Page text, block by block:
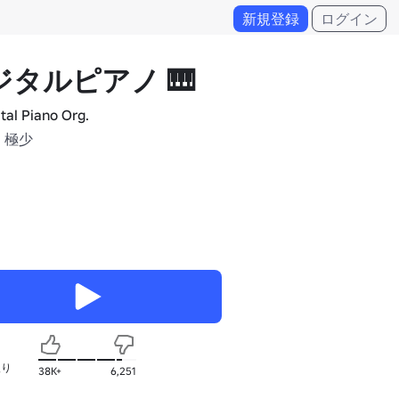
新規登録 ログイン
タルピアノ 🎹
Piano Org.
極少
38K+ 6,251